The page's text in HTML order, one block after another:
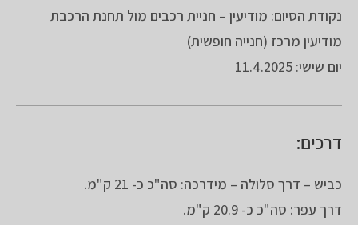
נקודת הסיום: מודיעין – חניית רכבים מול תחנת הרכבת
מודיעין מרכז (חנייה חופשית)
יום שישי: 11.4.2025
דרכים:
כביש – דרך סלולה – מידרכה: סה"כ כ- 21 ק"מ.
דרך עפר: סה"כ כ- 20.9 ק"מ.